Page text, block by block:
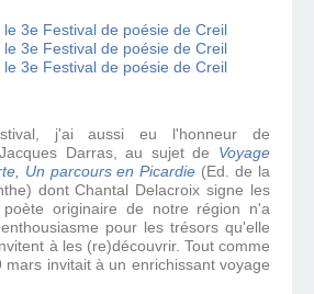
j'ai aussi eu l'honneur de
Darras, au sujet de Voyage
Un parcours en Picardie (Ed. de la
dont Chantal Delacroix signe les
poète originaire de notre région n'a
pour les trésors qu'elle
à les (re)découvrir. Tout comme
invitait à un enrichissant voyage